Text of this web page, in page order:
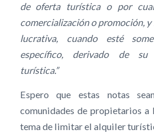
de oferta turística o por
comercialización o promoción,
lucrativa, cuando esté
específico, derivado de su
turística.”
Espero que estas notas
comunidades de propietarios
tema de limitar el alquiler